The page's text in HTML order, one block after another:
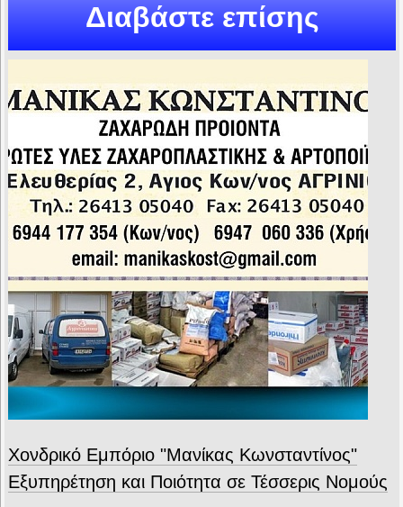
Διαβάστε επίσης
Χονδρικό Εμπόριο "Μανίκας Κωνσταντίνος"
Εξυπηρέτηση και Ποιότητα σε Τέσσερις Νομούς